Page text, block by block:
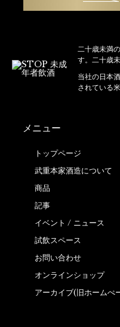
二十歳未満
す。二十歳
当社の日本
されている
メニュー
トップページ
武重本家酒造について
商品
記事
イベント / ニュース
試飲スペース
お問い合わせ
オンラインショップ
アーカイブ(旧ホームぺ